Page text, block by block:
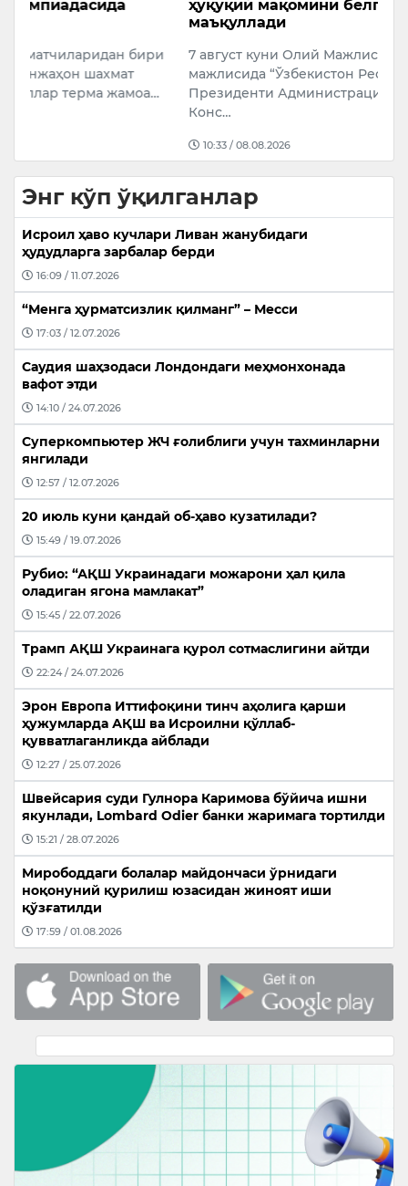
ҳуқуқий мақомини белгиловчи қонунни
7 август куни Олий Мажлис Сенатининг 18-ялпи
мажлисида “Ўзбекистон Республикаси
Президенти Администрацияси тўғрисида”ги
Энг кўп ўқилганлар
Исроил ҳаво кучлари Ливан жанубидаги
ҳудудларга зарбалар берди
16:09 / 11.07.2026
“Менга ҳурматсизлик қилманг” – Месси
17:03 / 12.07.2026
Саудия шаҳзодаси Лондондаги меҳмонхонада
вафот этди
14:10 / 24.07.2026
Суперкомпьютер ЖЧ ғолиблиги учун тахминларни
янгилади
12:57 / 12.07.2026
20 июль куни қандай об-ҳаво кузатилади?
15:49 / 19.07.2026
Рубио: “АҚШ Украинадаги можарони ҳал қила
оладиган ягона мамлакат”
15:45 / 22.07.2026
Трамп АҚШ Украинага қурол сотмаслигини айтди
22:24 / 24.07.2026
Эрон Европа Иттифоқини тинч аҳолига қарши
ҳужумларда АҚШ ва Исроилни қўллаб-
қувватлаганликда айблади
12:27 / 25.07.2026
Швейсария суди Гулнора Каримова бўйича ишни
якунлади, Lombard Odier банки жаримага тортилди
15:21 / 28.07.2026
Мирободдаги болалар майдончаси ўрнидаги
ноқонуний қурилиш юзасидан жиноят иши
қўзғатилди
17:59 / 01.08.2026